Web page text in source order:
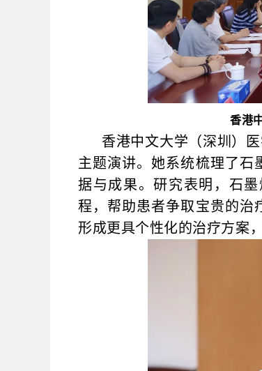
香港
香港中文大学（深圳）
主题演讲。她系统梳理了石
据与成果。研究表明，石
程，帮助患者争取宝贵的治
形成更具个性化的治疗方案